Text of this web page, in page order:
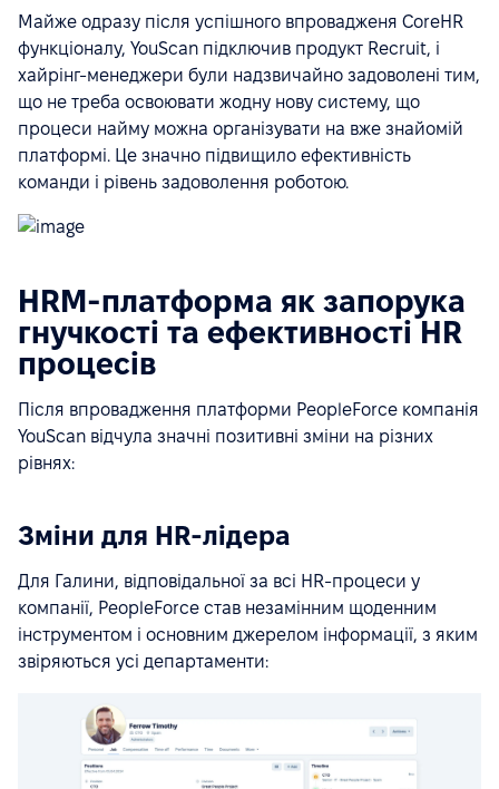
Майже одразу після успішного впровадженя CoreHR
функціоналу, YouScan підключив продукт Recruit, і
хайрінг-менеджери були надзвичайно задоволені тим,
що не треба освоювати жодну нову систему, що
процеси найму можна організувати на вже знайомій
платформі. Це значно підвищило ефективність
команди і рівень задоволення роботою.
HRM-платформа як запорука
гнучкості та ефективності HR
процесів
Після впровадження платформи PeopleForce компанія
YouScan відчула значні позитивні зміни на різних
рівнях:
Зміни для HR-лідера
Для Галини, відповідальної за всі HR-процеси у
компанії, PeopleForce став незамінним щоденним
інструментом і основним джерелом інформації, з яким
звіряються усі департаменти: